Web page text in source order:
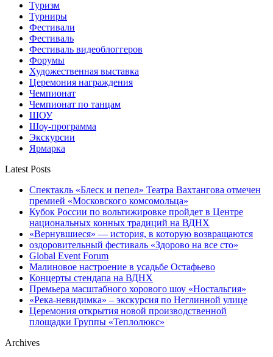
Туризм
Турниры
Фестивали
Фестиваль
Фестиваль видеоблоггеров
Форумы
Художественная выставка
Церемония награждения
Чемпионат
Чемпионат по танцам
ШОУ
Шоу-программа
Экскурсии
Ярмарка
Latest Posts
Спектакль «Блеск и пепел» Театра Вахтангова отмечен
премией «Московского комсомольца»
Кубок России по вольтижировке пройдет в Центре
национальных конных традиций на ВДНХ
«Вернувшиеся» — история, в которую возвращаются
оздоровительный фестиваль «Здорово на все сто»
Global Event Forum
Малиновое настроение в усадьбе Остафьево
Концерты стендапа на ВДНХ
Премьера масштабного хорового шоу «Ностальгия»
«Река-невидимка» – экскурсия по Неглинной улице
Церемония открытия новой производственной
площадки Группы «Теплолюкс»
Archives